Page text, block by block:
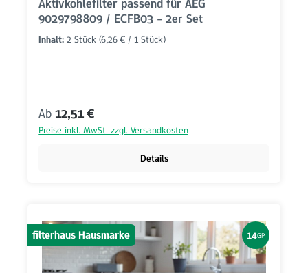
Aktivkohlefilter passend für AEG
9029798809 / ECFB03 - 2er Set
Inhalt: 2 Stück (6,26 € / 1 Stück)
Regulärer Preis:
Ab 12,51 €
Preise inkl. MwSt. zzgl. Versandkosten
Details
filterhaus Hausmarke 14GP